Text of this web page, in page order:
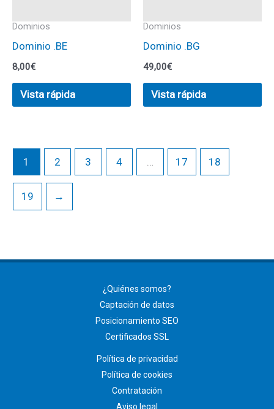
Dominios
Dominio .BE
8,00€
Vista rápida
Dominios
Dominio .BG
49,00€
Vista rápida
1 2 3 4 17 18
19 →
¿Quiénes somos?
Captación de datos
Posicionamiento SEO
Certificados SSL
Política de privacidad
Política de cookies
Contratación
Aviso legal